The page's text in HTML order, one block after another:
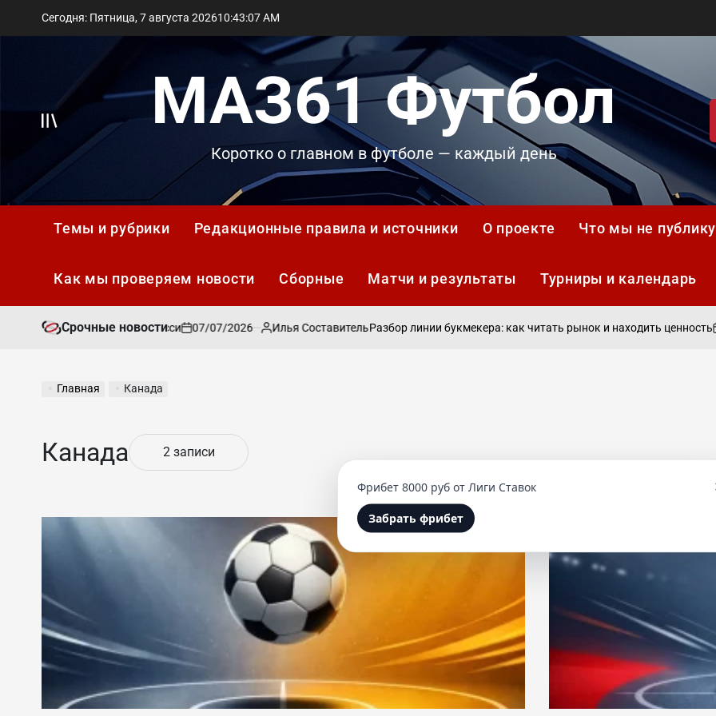
Сегодня: Пятница, 7 августа 202610:43:07AM
Вне
холста
МАЗ61 Футбол
Коротко о главном в футболе — каждый день
Темы и рубрики Редакционные правила и источники О проекте Что мы не
Как мы проверяем новости Сборные Матчи и результаты Турниры и календарь
Срочные новости
строит игру вокруг Месси
on
07/07/2026
Запись
Илья СоставительРазбор линии букмекера: как читать рынок и находить ценность
on
Главная Канада
Канада 2 записи
Фрибет 8000 руб от Лиги Ставок
Забрать фрибет